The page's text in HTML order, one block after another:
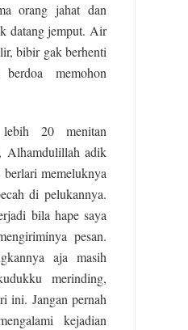
orang jahat dan
datang jemput. Air
bibir gak berhenti
memohon
20 menitan
Alhamdulillah adik
berlari memeluknya
di pelukannya.
bila hape saya
pesan.
aja masih
merinding,
ini. Jangan pernah
kejadian